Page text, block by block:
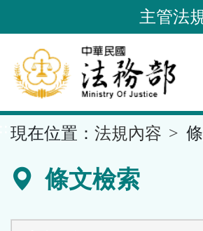
到
要
內
容
區
主管法
現在位置： 法規內容
條文檢索